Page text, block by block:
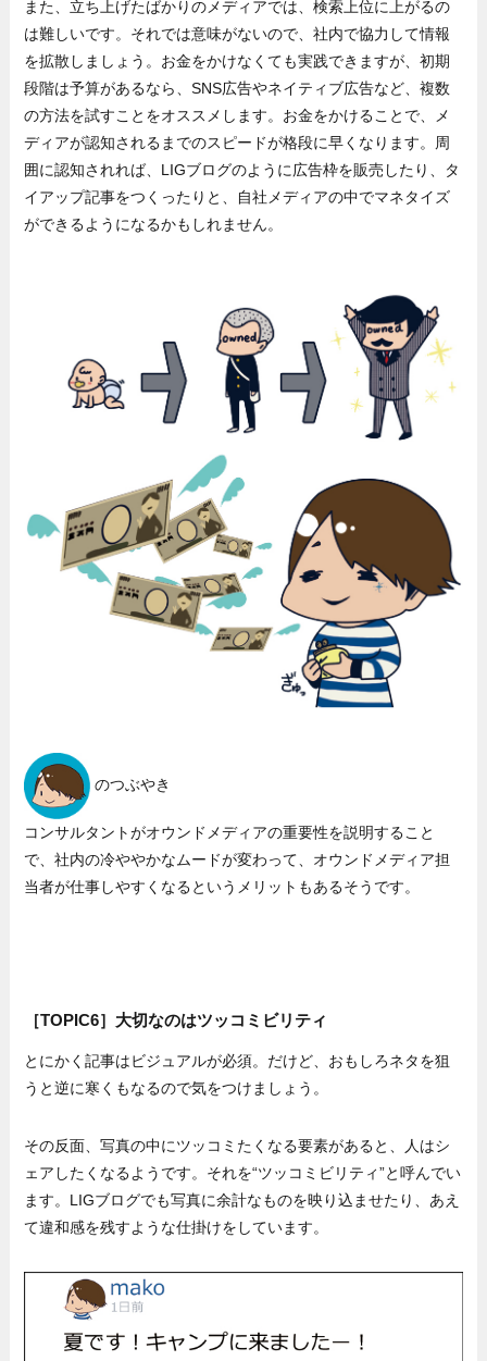
また、立ち上げたばかりのメディアでは、検索上位に上がるの
は難しいです。それでは意味がないので、社内で協力して情報
を拡散しましょう。お金をかけなくても実践できますが、初期
段階は予算があるなら、SNS広告やネイティブ広告など、複数
の方法を試すことをオススメします。お金をかけることで、メ
ディアが認知されるまでのスピードが格段に早くなります。周
囲に認知されれば、LIGブログのように広告枠を販売したり、タ
イアップ記事をつくったりと、自社メディアの中でマネタイズ
ができるようになるかもしれません。
のつぶやき
コンサルタントがオウンドメディアの重要性を説明すること
で、社内の冷ややかなムードが変わって、オウンドメディア担
当者が仕事しやすくなるというメリットもあるそうです。
［TOPIC6］大切なのはツッコミビリティ
とにかく記事はビジュアルが必須。だけど、おもしろネタを狙
うと逆に寒くもなるので気をつけましょう。
その反面、写真の中にツッコミたくなる要素があると、人はシ
ェアしたくなるようです。それを“ツッコミビリティ”と呼んでい
ます。LIGブログでも写真に余計なものを映り込ませたり、あえ
て違和感を残すような仕掛けをしています。